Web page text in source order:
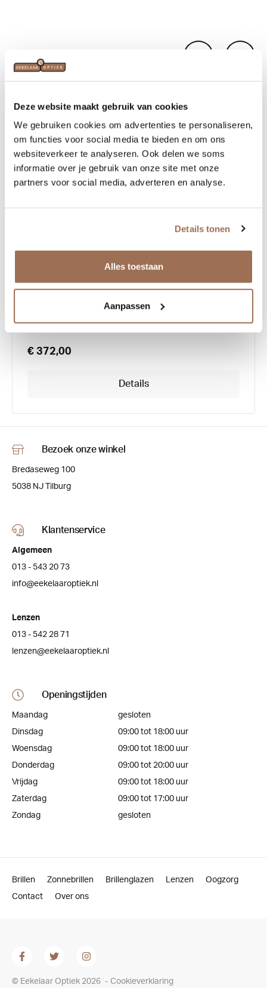
Deze website maakt gebruik van cookies
We gebruiken cookies om advertenties te personaliseren,
om functies voor social media te bieden en om ons
websiteverkeer te analyseren. Ook delen we soms
informatie over je gebruik van onze site met onze
partners voor social media, adverteren en analyse.
Details tonen
Alles toestaan
Aanpassen
Related products
€ 372,00
Details
Bezoek onze winkel
Bredaseweg 100
5038 NJ Tilburg
Klantenservice
Algemeen
013 - 543 20 73
info@eekelaaroptiek.nl
Lenzen
013 - 542 28 71
lenzen@eekelaaroptiek.nl
Openingstijden
Maandag
gesloten
Dinsdag
09:00 tot 18:00 uur
Woensdag
09:00 tot 18:00 uur
Donderdag
09:00 tot 20:00 uur
Vrijdag
09:00 tot 18:00 uur
Zaterdag
09:00 tot 17:00 uur
Zondag
gesloten
Brillen Zonnebrillen Brillenglazen Lenzen
Oogzorg
Contact
Over ons
© Eekelaar Optiek 2026 - Cookieverklaring